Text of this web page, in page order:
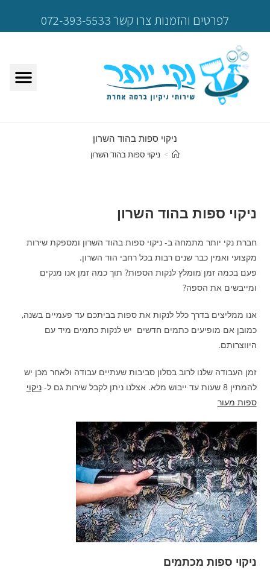
לפרטים והזמנות צרו קשר 072-393-5533
ניקוי ספות בהוד השרון
> ניקוי ספות בהוד השרון
ניקוי ספות בהוד השרון
חברת נקי יותר מתמחה ב- ניקוי ספות בהוד השרון ומספקת שירות
מקצועי ואמין כבר שנים רבות בכל רחבי הוד השרון.
פעם בכמה זמן מומלץ לנקות הספות? תוך כמה זמן אנו מנקים
ומייבשים את הספה?
אנו ממליצים בדרך כלל לנקות את ספות בביתכם עד פעמיים בשנה,
כמובן אם מופיעים כתמים חדשים יש לנקות כתמים מיד עם
היווצרותם.
זמן העבודה שלנו לרוב בסלון סביבות שעתיים עבודה ולאחר מכן יש
להמתין 8 שעות עד ייבוש מלא. אצלנו ניתן לקבל שירות גם ל-
ניקוי
ספות מעור
ניקוי ספות מכתמים